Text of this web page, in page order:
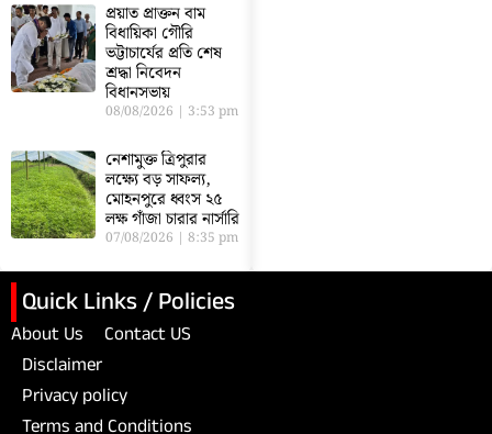
প্রয়াত প্রাক্তন বাম
বিধায়িকা গৌরি
ভট্টাচার্যের প্রতি শেষ
শ্রদ্ধা নিবেদন
বিধানসভায়
08/08/2026 3:53 pm
নেশামুক্ত ত্রিপুরার
লক্ষ্যে বড় সাফল্য,
মোহনপুরে ধ্বংস ২৫
লক্ষ গাঁজা চারার নার্সারি
07/08/2026 8:35 pm
Quick Links / Policies
About Us
Contact US
Disclaimer
Privacy policy